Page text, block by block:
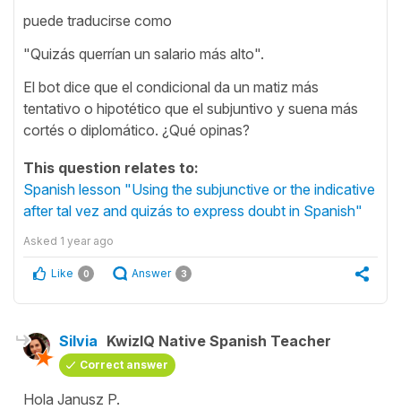
puede traducirse como
"Quizás querrían un salario más alto".
El bot dice que el condicional da un matiz más
tentativo o hipotético que el subjuntivo y suena más
cortés o diplomático. ¿Qué opinas?
This question relates to:
Spanish lesson "Using the subjunctive or the indicative
after tal vez and quizás to express doubt in Spanish"
Asked 1 year ago
Like 0 Answer 3
Silvia KwizIQ Native Spanish Teacher
Correct answer
Hola Janusz P.